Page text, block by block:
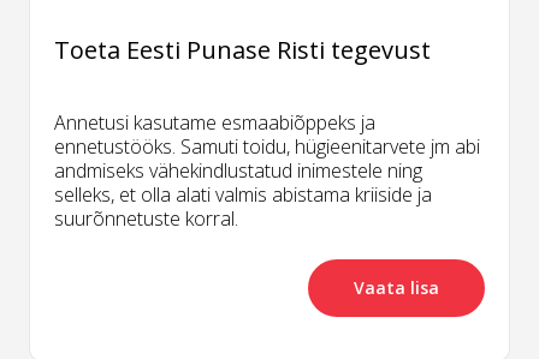
Toeta Eesti Punase Risti tegevust
Annetusi kasutame esmaabiõppeks ja
ennetustööks. Samuti toidu, hügieenitarvete jm abi
andmiseks vähekindlustatud inimestele ning
selleks, et olla alati valmis abistama kriiside ja
suurõnnetuste korral.
Vaata lisa